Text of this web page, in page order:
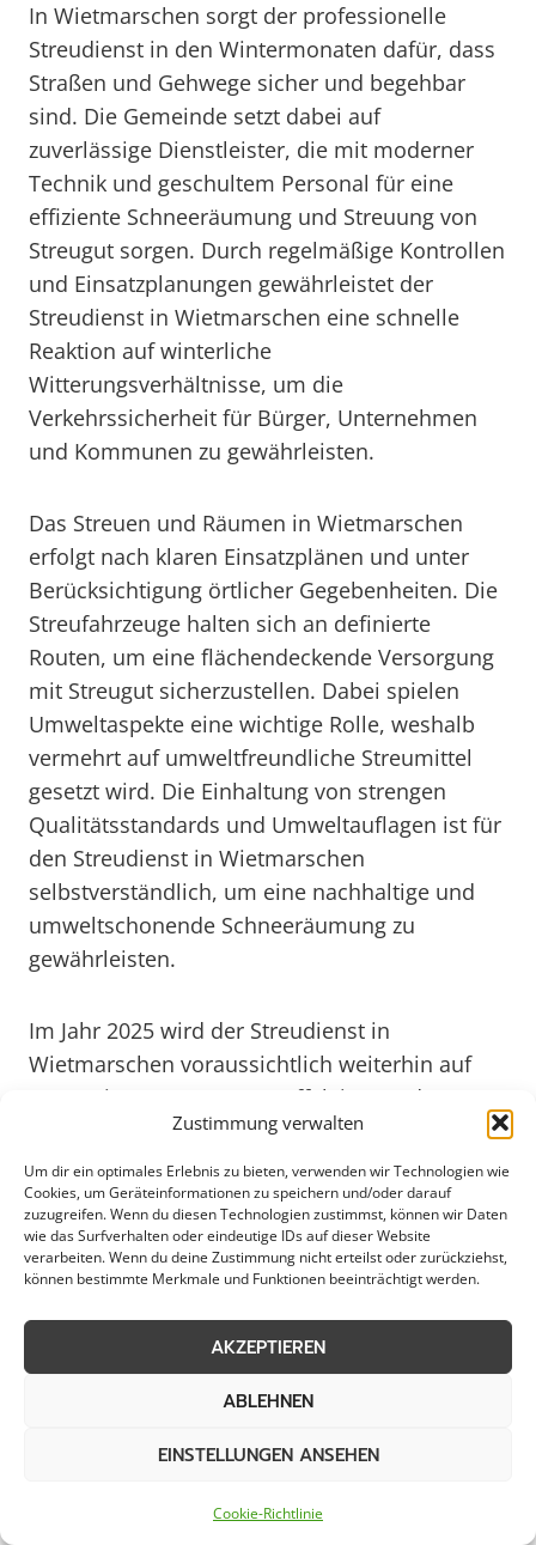
Zustimmung verwalten
Um dir ein optimales Erlebnis zu bieten, verwenden wir Technologien wie
Cookies, um Geräteinformationen zu speichern und/oder darauf
zuzugreifen. Wenn du diesen Technologien zustimmst, können wir Daten
wie das Surfverhalten oder eindeutige IDs auf dieser Website
verarbeiten. Wenn du deine Zustimmung nicht erteilst oder zurückziehst,
können bestimmte Merkmale und Funktionen beeinträchtigt werden.
AKZEPTIEREN
ABLEHNEN
EINSTELLUNGEN ANSEHEN
Cookie-Richtlinie
In Wietmarschen sorgt der professionelle
Streudienst in den Wintermonaten dafür, dass
Straßen und Gehwege sicher und begehbar
sind. Die Gemeinde setzt dabei auf
zuverlässige Dienstleister, die mit moderner
Technik und geschultem Personal für eine
effiziente Schneeräumung und Streuung von
Streugut sorgen. Durch regelmäßige Kontrollen
und Einsatzplanungen gewährleistet der
Streudienst in Wietmarschen eine schnelle
Reaktion auf winterliche
Witterungsverhältnisse, um die
Verkehrssicherheit für Bürger, Unternehmen
und Kommunen zu gewährleisten.
Das Streuen und Räumen in Wietmarschen
erfolgt nach klaren Einsatzplänen und unter
Berücksichtigung örtlicher Gegebenheiten. Die
Streufahrzeuge halten sich an definierte
Routen, um eine flächendeckende Versorgung
mit Streugut sicherzustellen. Dabei spielen
Umweltaspekte eine wichtige Rolle, weshalb
vermehrt auf umweltfreundliche Streumittel
gesetzt wird. Die Einhaltung von strengen
Qualitätsstandards und Umweltauflagen ist für
den Streudienst in Wietmarschen
selbstverständlich, um eine nachhaltige und
umweltschonende Schneeräumung zu
gewährleisten.
Im Jahr 2025 wird der Streudienst in
Wietmarschen voraussichtlich weiterhin auf
Innovationen setzen, um effektiver und
ressourcenschonender zu arbeiten.
Automatisierte Streufahrzeuge oder digitale
Einsatzplanungssysteme könnten künftig eine
Rolle spielen, um den Streudienst noch
effizienter zu gestalten. Durch regelmäßige
neuesten Stand der Technik und kann so auch
zukünftigen Herausforderungen im
professionellen Streudienst bleibt